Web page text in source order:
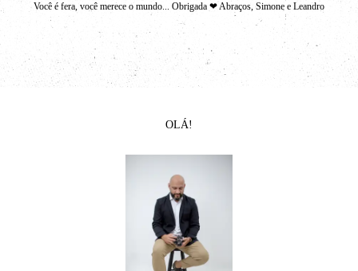
Você é fera, você merece o mundo... Obrigada ❤ Abraços, Simone e Leandro
OLÁ!